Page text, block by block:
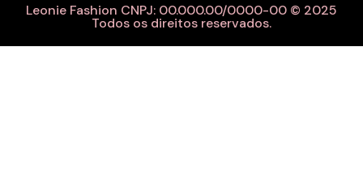
Leonie Fashion CNPJ: 00.000.00/0000-00 © 2025
Todos os direitos reservados.